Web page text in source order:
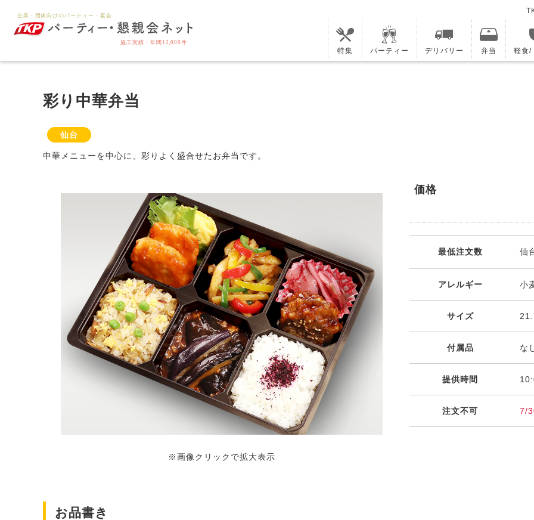
特集 パーティー デリバリー 弁当 軽食/
彩り中華弁当
仙台
中華メニューを中心に、彩りよく盛合せたお弁当です。
※画像クリックで拡大表示
価格
最低注文数 仙
アレルギー 小
サイズ
付属品 な
提供時間
注文不可 7/
お品書き